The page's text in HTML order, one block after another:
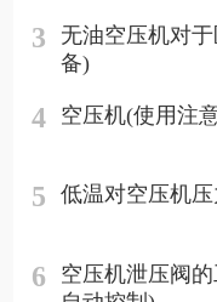
3
无油空压机对
备)
4 空压机(使用注
5 低温对空压机
6
空压机泄压阀